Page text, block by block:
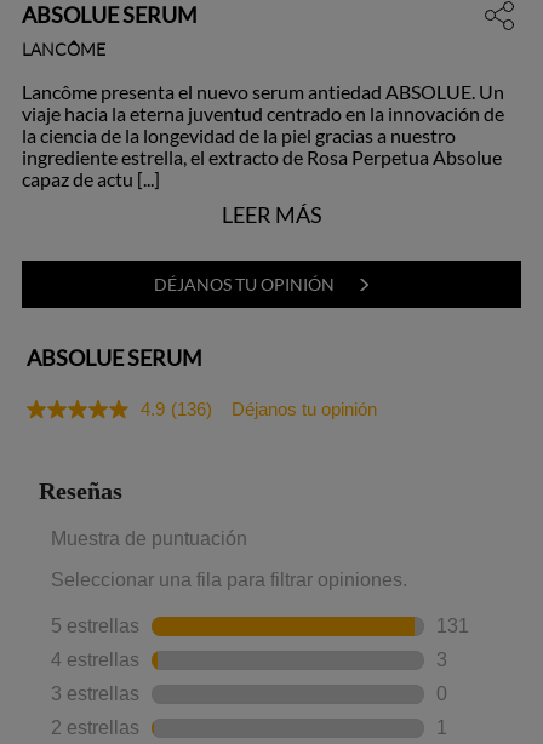
ABSOLUE SERUM
LANCÔME
Lancôme presenta el nuevo serum antiedad ABSOLUE. Un
viaje hacia la eterna juventud centrado en la innovación de
la ciencia de la longevidad de la piel gracias a nuestro
ingrediente estrella, el extracto de Rosa Perpetua Absolue
capaz de actu [...]
LEER MÁS
DÉJANOS TU OPINIÓN
ABSOLUE SERUM
4.9 Lea
misma
página.
(136) Déjanos tu opinión